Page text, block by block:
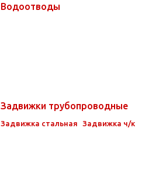
Водоотводы
Задвижки трубопроводные
Задвижка стальная Задвижка ч/к